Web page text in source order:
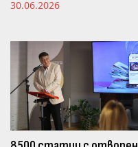
и следене на емоциите
погледа
30.06.2026